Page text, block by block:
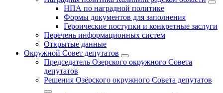
НПА по наградной политике
Формы документов для заполнения
Героические поступки и конкретные заслуги
Перечень информационных систем
Открытые данные
Окружной Совет депутатов
Председатель Озерского окружного Совета
депутатов
Решения Озёрского окружного Совета депутатов